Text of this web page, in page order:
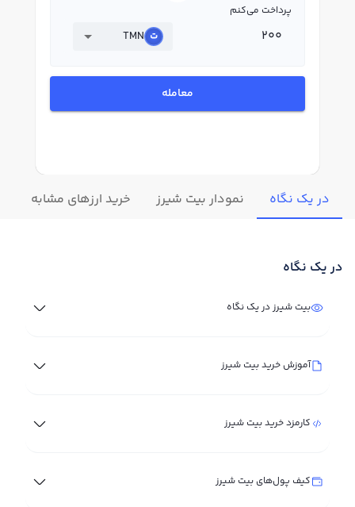
پرداخت می‌کنم
TMN
معامله
در یک نگاه نمودار بیت شیرز خرید ارزهای مشابه
در یک نگاه
بیت شیرز در یک نگاه
آموزش خرید بیت شیرز
کارمزد خرید بیت شیرز
کیف پول‌های بیت شیرز